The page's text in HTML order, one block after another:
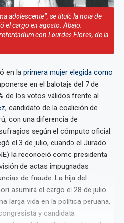
adolescente”, se tituló la nota de
el cargo en agosto. Abajo:
con Lourdes Flores, de la
en la primera mujer elegida como
en el balotaje del 7 de
de los votos válidos frente al
, candidato de la coalición de
con una diferencia de
según el cómputo oficial.
el 3 de julio, cuando el Jurado
la reconoció como presidenta
de actas impugnadas,
de fraude. La hija del
asumirá el cargo el 28 de julio
larga vida en la política peruana,
y candidata